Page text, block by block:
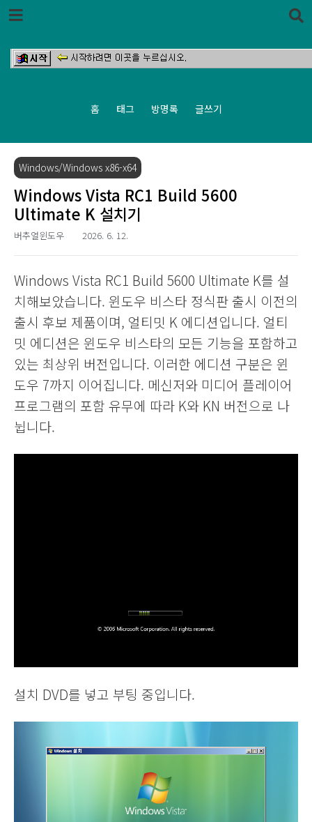
본문 바로가기
홈 태그 방명록 글쓰기
Windows/Windows x86-x64
Windows Vista RC1 Build 5600
Ultimate K 설치기
버추얼윈도우 2026. 6. 12.
Windows Vista RC1 Build 5600 Ultimate K를 설
치해보았습니다. 윈도우 비스타 정식판 출시 이전의
출시 후보 제품이며, 얼티밋 K 에디션입니다. 얼티
밋 에디션은 윈도우 비스타의 모든 기능을 포함하고
있는 최상위 버전입니다. 이러한 에디션 구분은 윈
도우 7까지 이어집니다. 메신저와 미디어 플레이어
프로그램의 포함 유무에 따라 K와 KN 버전으로 나
뉩니다.
설치 DVD를 넣고 부팅 중입니다.